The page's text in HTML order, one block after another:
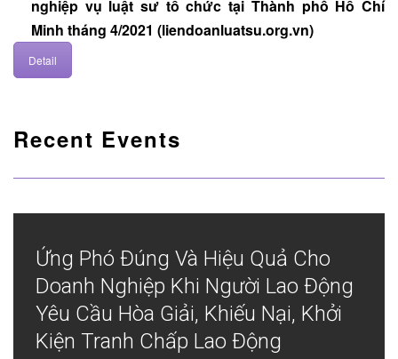
nghiệp vụ luật sư tổ chức tại Thành phố Hồ Chí
Minh tháng 4/2021 (liendoanluatsu.org.vn)
Detail
Recent Events
Ứng Phó Đúng Và Hiệu Quả Cho
Doanh Nghiệp Khi Người Lao Động
Yêu Cầu Hòa Giải, Khiếu Nại, Khởi
Kiện Tranh Chấp Lao Động